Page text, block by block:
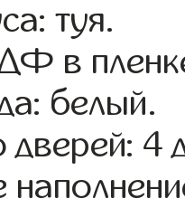
туя.
в
белый.
дверей: 4